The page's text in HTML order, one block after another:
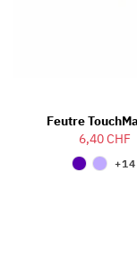
Feutre
6,40 CHF
+14